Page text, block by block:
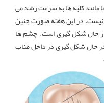
مانند کلیه ها به سرعت رشد می
در این هفته صورت جنین
حال شکل گیری است. چشم ها
حال شکل گیری در داخل طناب